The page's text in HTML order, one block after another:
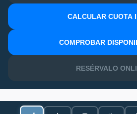
CALCULAR CUOTA
COMPROBAR
RESÉRVALO